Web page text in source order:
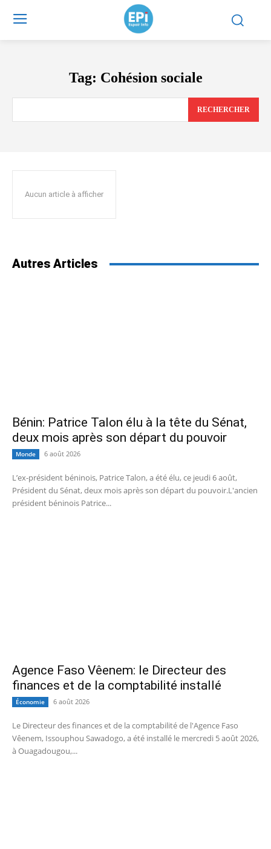
Tag: Cohésion sociale
RECHERCHER
Aucun article à afficher
Autres Articles
Bénin: Patrice Talon élu à la tête du Sénat,
deux mois après son départ du pouvoir
Monde 6 août 2026
L’ex-président béninois, Patrice Talon, a été élu, ce jeudi 6 août,
Président du Sénat, deux mois après son départ du pouvoir.L'ancien
président béninois Patrice...
Agence Faso Vêenem: le Directeur des
finances et de la comptabilité installé
Économie 6 août 2026
Le Directeur des finances et de la comptabilité de l'Agence Faso
Vêenem, Issouphou Sawadogo, a été installé le mercredi 5 août 2026,
à Ouagadougou,...